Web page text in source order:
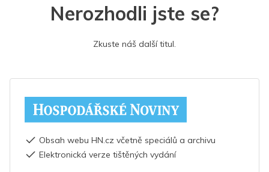
Nerozhodli jste se?
Zkuste náš další titul.
Obsah webu HN.cz včetně speciálů a archivu
Elektronická verze tištěných vydání